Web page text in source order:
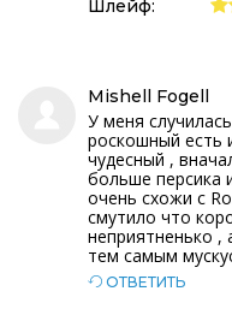
Шлейф:
Mishell Fogell
У меня
роскошный есть
чудесный ,
больше персика
очень схожи с
смутило что
неприятненько ,
тем самым
ОТВЕТИТЬ